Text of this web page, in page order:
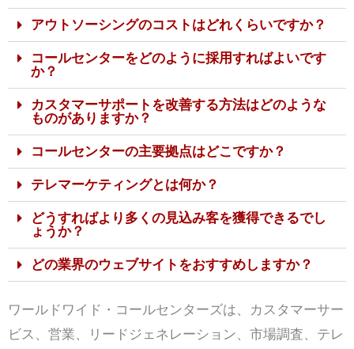
アウトソーシングのコストはどれくらいですか？
コールセンターをどのように採用すればよいです
か？
カスタマーサポートを改善する方法はどのような
ものがありますか？
コールセンターの主要拠点はどこですか？
テレマーケティングとは何か？
どうすればより多くの見込み客を獲得できるでし
ょうか？
どの業界のウェブサイトをおすすめしますか？
ワールドワイド・コールセンターズは、カスタマーサー
ビス、営業、リードジェネレーション、市場調査、テレ